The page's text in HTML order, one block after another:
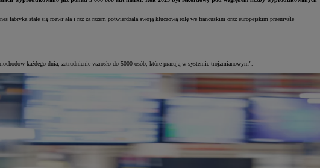
fabryka stale się rozwijała i raz za razem potwierdzała swoją kluczową rolę we francuskim oraz europejskim przemyśle
każdego dnia, zatrudnienie wzrosło do 5000 osób, które pracują w systemie trójzmianowym”.